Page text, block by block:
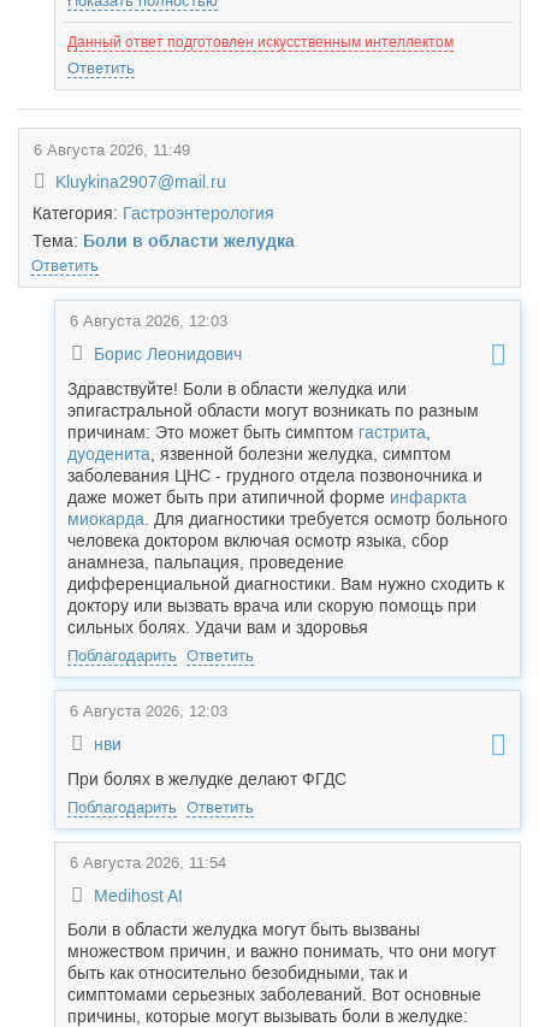
Данный ответ подготовлен искусственным интеллектом
Ответить
6 Августа 2026, 11:49
Kluykina2907@mail.ru
Категория: Гастроэнтерология
Тема: Боли в области желудка
Ответить
6 Августа 2026, 12:03
Борис Леонидович
Здравствуйте! Боли в области желудка или
эпигастральной области могут возникать по разным
причинам: Это может быть симптом гастрита
дуоденита , язвенной болезни желудка, симптом
заболевания ЦНС - грудного отдела позвоночника и
даже может быть при атипичной форме инфаркта
миокарда . Для диагностики требуется осмотр больного
человека доктором включая осмотр языка, сбор
анамнеза, пальпация, проведение
дифференциальной диагностики. Вам нужно сходить к
доктору или вызвать врача или скорую помощь при
сильных болях. Удачи вам и здоровья
Поблагодарить Ответить
6 Августа 2026, 12:03
нви
При болях в желудке делают ФГДС
Поблагодарить Ответить
6 Августа 2026, 11:54
Medihost AI
Боли в области желудка могут быть вызваны
множеством причин, и важно понимать, что они могут
быть как относительно безобидными, так и
симптомами серьезных заболеваний. Вот основные
причины, которые могут вызывать боли в желудке: